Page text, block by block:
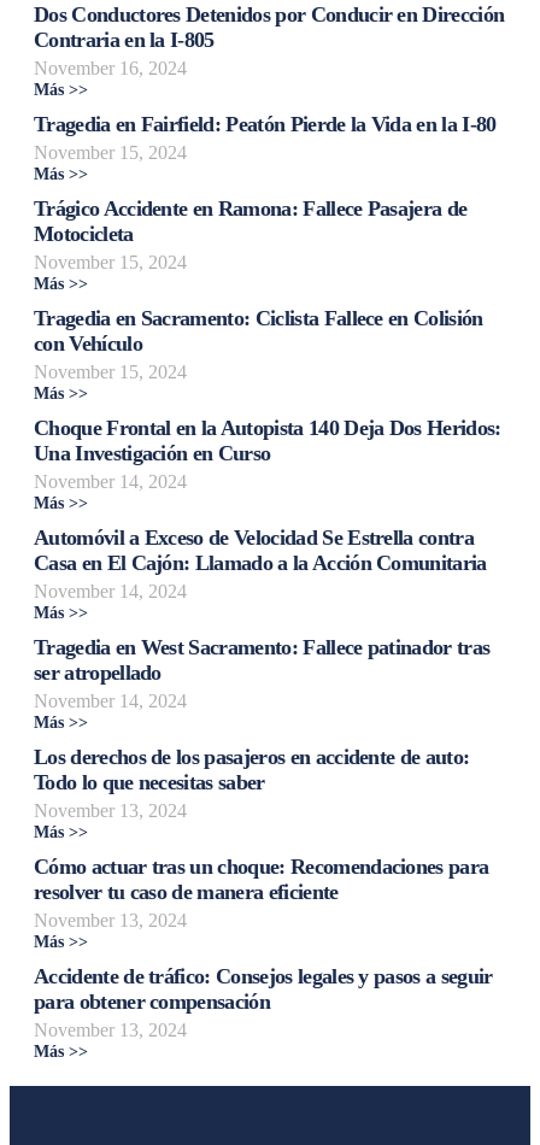
Dos Conductores Detenidos por Conducir en Dirección
Contraria en la I-805
November 16, 2024
Más >>
Tragedia en Fairfield: Peatón Pierde la Vida en la I-80
November 15, 2024
Más >>
Trágico Accidente en Ramona: Fallece Pasajera de
Motocicleta
November 15, 2024
Más >>
Tragedia en Sacramento: Ciclista Fallece en Colisión
con Vehículo
November 15, 2024
Más >>
Choque Frontal en la Autopista 140 Deja Dos Heridos:
Una Investigación en Curso
November 14, 2024
Más >>
Automóvil a Exceso de Velocidad Se Estrella contra
Casa en El Cajón: Llamado a la Acción Comunitaria
November 14, 2024
Más >>
Tragedia en West Sacramento: Fallece patinador tras
ser atropellado
November 14, 2024
Más >>
Los derechos de los pasajeros en accidente de auto:
Todo lo que necesitas saber
November 13, 2024
Más >>
Cómo actuar tras un choque: Recomendaciones para
resolver tu caso de manera eficiente
November 13, 2024
Más >>
Accidente de tráfico: Consejos legales y pasos a seguir
para obtener compensación
November 13, 2024
Más >>